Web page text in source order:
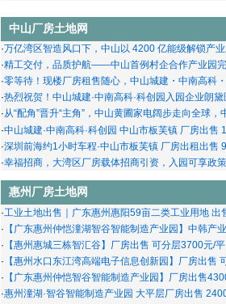
中山厂房土地网
·万亿湾区智造风口下，中山以 4200 亿能级解锁产
·精工交付，品质护航——中山首例村企合作产业园
·零等待！现楼厂房租售随心，中山城建・中南高科
·热烈祝贺！中山城建·中南高科·科创园入园企业朗
·从“配角”晋升“主角”，中山黄圃家电阔步走向全球，
·中山城建·中南高科·科创园 中山市板芙镇 厂房出售
·深圳前海约1小时车程·中山市板芙镇 厂房出租出售
·幸福招商，大湾区厂房载体招商引资，入园可享政
惠州厂房土地网
·工业土地出售｜广东惠州惠阳59亩二类工业用地 出
· 【广东惠州仲恺潼湖智谷智能制造产业园】中韩产
· 【惠州惠城三栋智汇谷】厂房出售 可分层3700元/
· 【惠州水口东江湾高端电子信息创新园】厂房出售
· 【广东惠州仲恺智谷智能制造产业园】厂房出售
·惠州潼湖·智谷智能制造产业园 大平层厂房出售